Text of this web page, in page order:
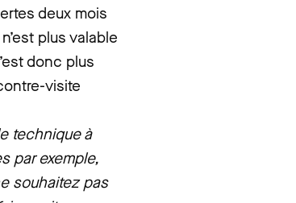
deux mois
plus valable
donc plus
visite
technique à
par exemple,
souhaitez pas